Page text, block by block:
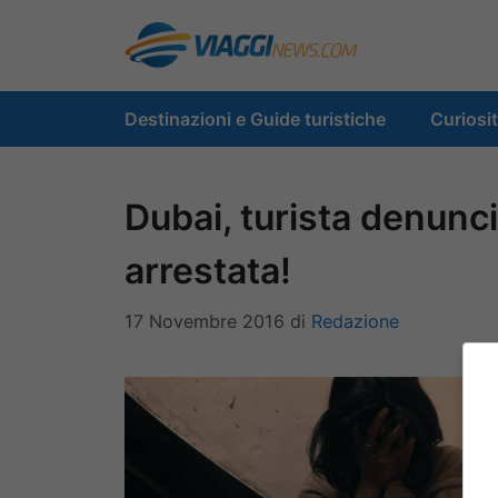
contenuto
Destinazioni e Guide turistiche
Dubai, turista
arrestata!
17 Novembre 2016 di Redazione